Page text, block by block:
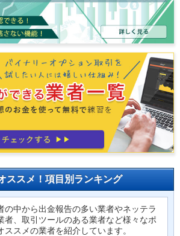
ススメ！項目別ランキング
の中から出金報告の多い業者やネッテラ
者、取引ツールのある業者など様々なポ
ススメの業者を紹介しています。